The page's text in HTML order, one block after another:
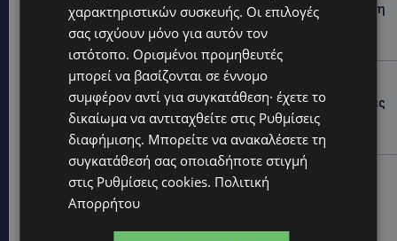
ΦΕΙΔΙΑΣ ΠΑΝΑΓΙΩΤΟΥ: Η εμφάνισή του στην εκδήλωση
για Ισαάκ και Σολωμού προκάλεσε αντιδράσεις –
«Ασέβεια προς τους νεκρούς»-(Φώτο)
UPDATES
ΔΗΜΟΣ ΛΑΤΣΙΩΝ – ΓΕΡΙΟΥ: Πάνω από 8.000 υπογραφές
κατά των Δομών Ανηλίκων – Ζητούν γραπτή
δέσμευση από το Κράτος
UPDATES
ΑΓΙΟΣ ΙΩΑΝΝΗΣ ΠΙΤΣΙΛΙΑΣ: Ξανανοίγει η πισίνα του
χωριού – Μια ανάσα δροσιάς για κατοίκους και
επισκέπτες
χαρακτηριστικών συσκευής. Οι επιλογές
σας ισχύουν μόνο για αυτόν τον
ιστότοπο. Ορισμένοι προμηθευτές
μπορεί να βασίζονται σε έννομο
συμφέρον αντί για συγκατάθεση· έχετε το
δικαίωμα να αντιταχθείτε στις Ρυθμίσεις
διαφήμισης. Μπορείτε να ανακαλέσετε τη
συγκατάθεσή σας οποιαδήποτε στιγμή
στις Ρυθμίσεις cookies. Πολιτική
Απορρήτου